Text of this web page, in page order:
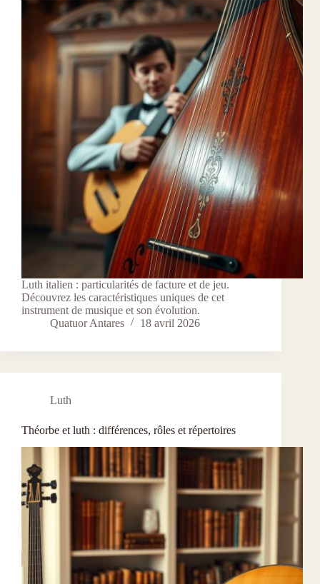
Luth italien : particularités de facture et de jeu.
Découvrez les caractéristiques uniques de cet
instrument de musique et son évolution.
Quatuor Antares
18 avril 2026
Luth
Théorbe et luth : différences, rôles et répertoires